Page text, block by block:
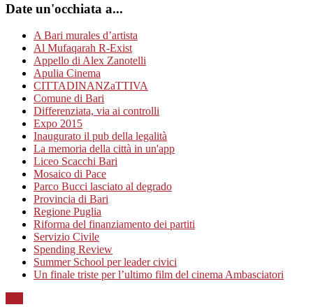
Date un'occhiata a...
A Bari murales d’artista
Al Mufaqarah R-Exist
Appello di Alex Zanotelli
Apulia Cinema
CITTADINANZaTTIVA
Comune di Bari
Differenziata, via ai controlli
Expo 2015
Inaugurato il pub della legalità
La memoria della città in un'app
Liceo Scacchi Bari
Mosaico di Pace
Parco Bucci lasciato al degrado
Provincia di Bari
Regione Puglia
Riforma del finanziamento dei partiti
Servizio Civile
Spending Review
Summer School per leader civici
Un finale triste per l’ultimo film del cinema Ambasciatori